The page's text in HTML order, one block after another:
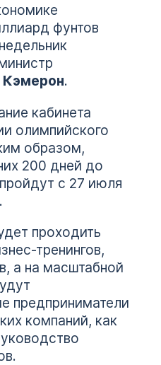
фунтов
.
кабинета
олимпийского
образом,
200 дней до
с 27 июля
проходить
тренингов,
а на масштабной
предприниматели
компаний, как